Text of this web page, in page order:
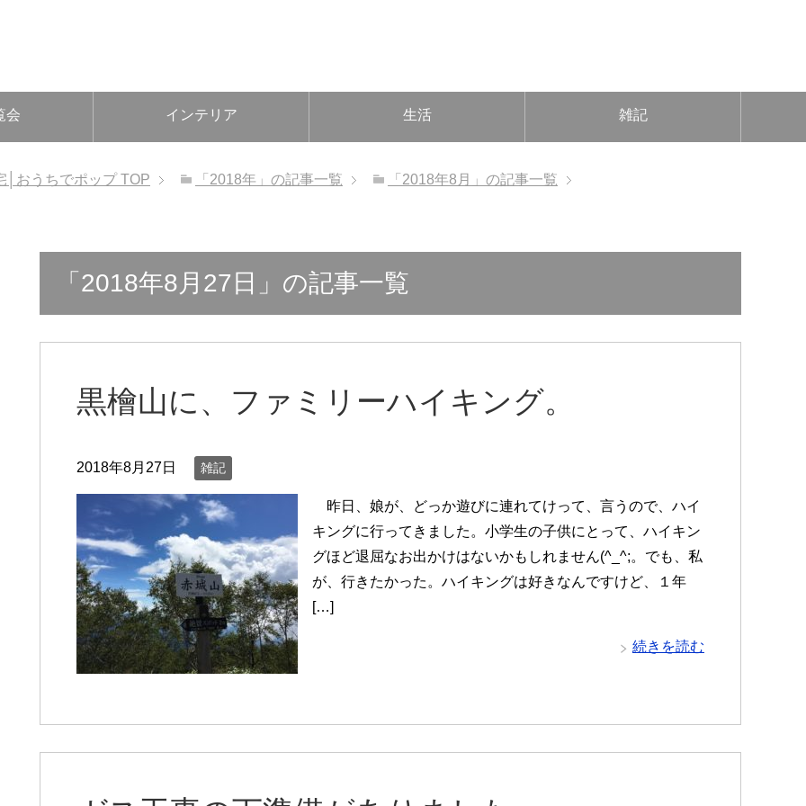
会 インテリア 生活 雑記
│おうちでポップTOP 「2018年」の記事一覧 「2018年8月」の記事一覧
「2018年8月27日」の記事一覧
黒檜山に、ファミリーハイキング。
2018年8月27日 雑記
昨日、娘が、どっか遊びに連れてけって、言うので、ハイ
キングに行ってきました。小学生の子供にとって、ハイキン
グほど退屈なお出かけはないかもしれません(^_^;。でも、私
が、行きたかった。ハイキングは好きなんですけど、１年
[…]
続きを読む